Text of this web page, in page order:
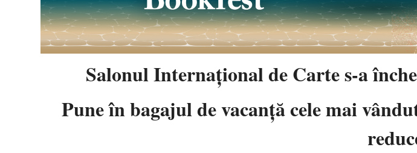
Salonul Internaţional de Carte s-a
Pune în bagajul de vacanţă cele mai